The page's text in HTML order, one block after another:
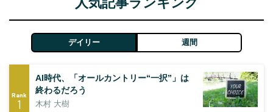
デイリー 週間
Rank
1
AI時代、「オールカントリー“一択”」は
終わるだろう
木村 大樹